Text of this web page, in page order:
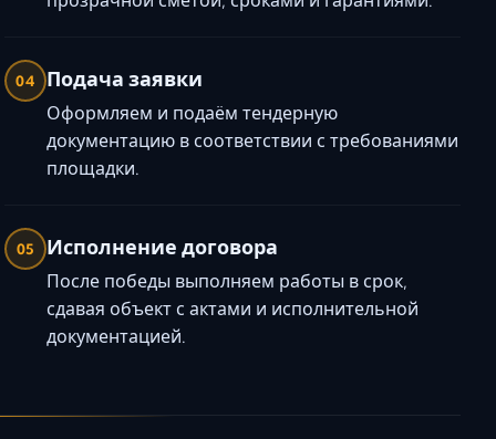
04 Подача заявки
Оформляем и подаём тендерную
документацию в соответствии с требованиями
площадки.
05 Исполнение договора
После победы выполняем работы в срок,
сдавая объект с актами и исполнительной
документацией.